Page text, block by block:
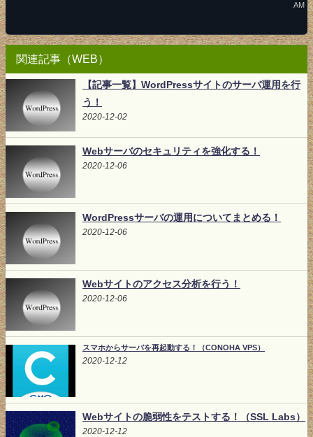
AM
関連記事（WEB）
【記事一覧】WordPressサイトのサーバ運用を行
う！
2020-12-02
Webサーバのセキュリティを強化する！
2020-12-06
WordPressサーバの運用についてまとめる！
2020-12-06
Webサイトのアクセス分析を行う！
2020-12-06
スマホからサーバを再起動する！（CONOHA VPS）
2020-12-12
Webサイトの脆弱性をテストする！（SSL Labs）
2020-12-12